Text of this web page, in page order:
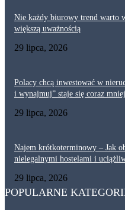
Nie każdy biurowy trend warto
większą uważnością
29 lipca, 2026
Polacy chcą inwestować w
i wynajmuj” staje się coraz
29 lipca, 2026
Najem krótkoterminowy – Jak
nielegalnymi hostelami i
29 lipca, 2026
POPULARNE